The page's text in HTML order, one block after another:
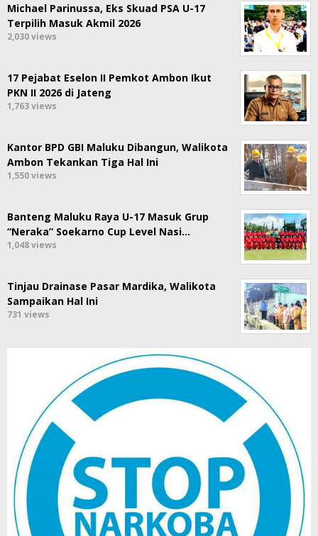
Michael Parinussa, Eks Skuad PSA U-17
Terpilih Masuk Akmil 2026
2,030 views
17 Pejabat Eselon II Pemkot Ambon Ikut
PKN II 2026 di Jateng
1,763 views
Kantor BPD GBI Maluku Dibangun, Walikota
Ambon Tekankan Tiga Hal Ini
1,550 views
Banteng Maluku Raya U-17 Masuk Grup
“Neraka” Soekarno Cup Level Nasi…
1,048 views
Tinjau Drainase Pasar Mardika, Walikota
Sampaikan Hal Ini
731 views